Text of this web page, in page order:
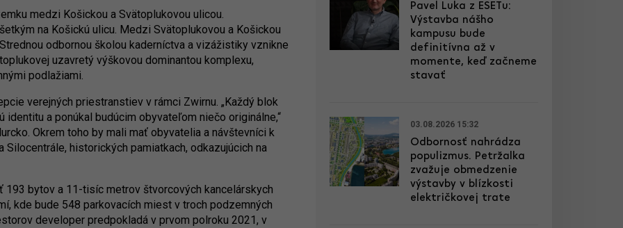
medzi Košickou a Svätoplukovou ulicou.
na Košickú ulicu. Medzi Svätoplukovou a Košickou
odbornou školou kaderníctva a vizážistiky vznikne
uzavretý výškovou dominantou komplexu,
podlažiami.
verejných priestranstiev v rámci Zwirnu. „Každý blok
a ponúkal budúcim obyvateľom niečo originálne,“
Okrem toho by mali mať obyvatelia a návštevníci k
historických pamiatkach, odkazujúcich na
193 bytov a 11-tisíc metrov štvorcových kancelárskych
kde bude 548 parkovacích miest v troch podzemných
developer predpokladá v prvom polroku 2021, v
Pavel Luka z ESETu:
Výstavba nášho
kampusu bude
definitívna až v
momente, keď začneme
stavať
03.08.2026 15:32
Odbornosť nahrádza
populizmus. Petržalka
zvažuje obmedzenie
výstavby v blízkosti
električkovej trate